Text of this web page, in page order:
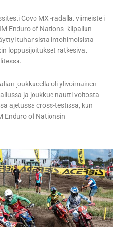
Covo MX -radalla, viimeisteli
Enduro of Nations -kilpailun
tuhansista intohimoisista
loppusijoitukset ratkesivat
joukkueella oli ylivoimainen
ja joukkue nautti voitosta
ajetussa cross-testissä, kun
Enduro of Nationsin